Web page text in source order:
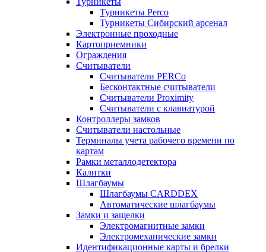
Турникеты Perco
Турникеты Сибирский арсенал
Электронные проходные
Картоприемники
Ограждения
Считыватели
Считыватели PERCo
Бесконтактные считыватели
Считыватели Proximity
Считыватели с клавиатурой
Контроллеры замков
Считыватели настольные
Терминалы учета рабочего времени по
картам
Рамки металлодетектора
Калитки
Шлагбаумы
Шлагбаумы CARDDEX
Автоматические шлагбаумы
Замки и защелки
Электромагнитные замки
Электромеханические замки
Идентификационные карты и брелки